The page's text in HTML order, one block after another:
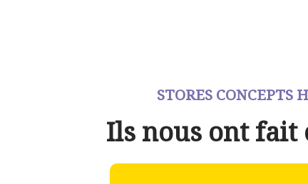
STORES CONCEPTS
Ils nous ont fait